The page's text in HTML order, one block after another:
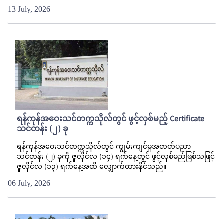
13 July, 2026
ရန်ကုန်အဝေးသင်တက္ကသိုလ်တွင် ဖွင့်လှစ်မည့် Certificate
သင်တန်း (၂) ခု
ရန်ကုန်အဝေးသင်တက္ကသိုလ်တွင် ကျွမ်းကျင်မှုအတတ်ပညာ
သင်တန်း (၂) ခုကို ဇူလိုင်လ (၁၄) ရက်နေ့တွင် ဖွင့်လှစ်မည်ဖြစ်သဖြင့်
ဇူလိုင်လ (၁၃) ရက်နေ့အထိ လျှောက်ထားနိုင်သည်။
06 July, 2026